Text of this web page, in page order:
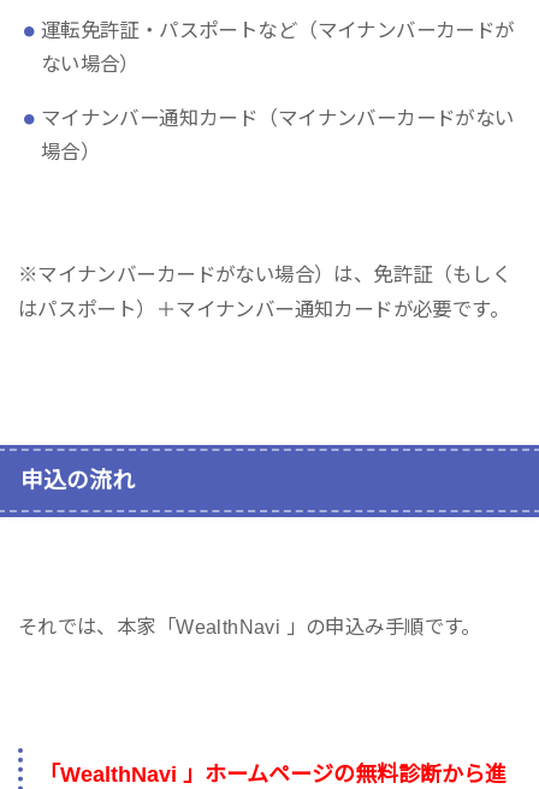
運転免許証・パスポートなど（マイナンバーカードが
ない場合）
マイナンバー通知カード（マイナンバーカードがない
場合）
※マイナンバーカードがない場合）は、免許証（もしく
はパスポート）＋マイナンバー通知カードが必要です。
申込の流れ
それでは、本家「WealthNavi 」の申込み手順です。
「WealthNavi 」ホームページの無料診断から進